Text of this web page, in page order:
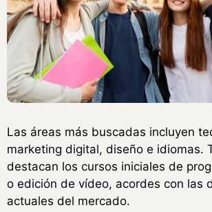
Las áreas más buscadas incluyen
marketing digital, diseño e idiomas.
destacan los cursos iniciales de
o edición de vídeo, acordes con las
actuales del mercado.